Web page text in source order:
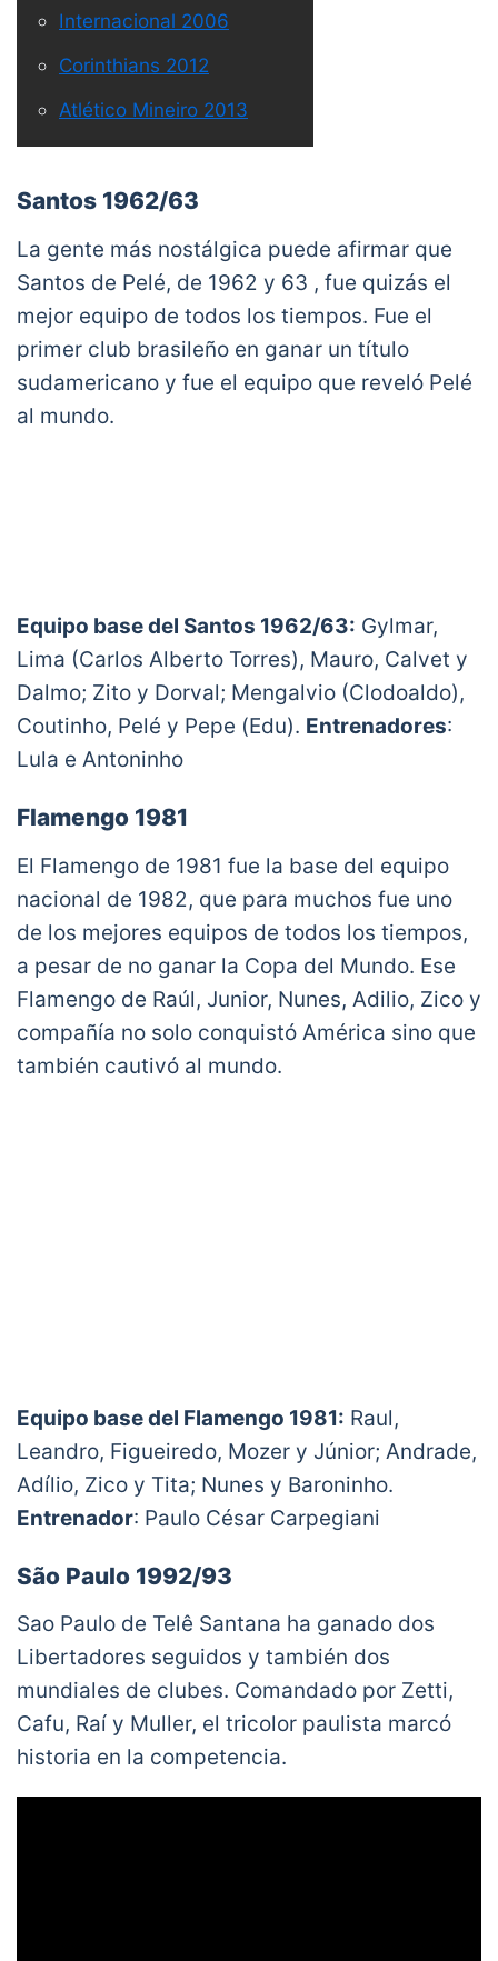
Internacional 2006
Corinthians 2012
Atlético Mineiro 2013
Santos 1962/63
La gente más nostálgica puede afirmar que
Santos de Pelé, de 1962 y 63 , fue quizás el
mejor equipo de todos los tiempos. Fue el
primer club brasileño en ganar un título
sudamericano y fue el equipo que reveló Pelé
al mundo.
Equipo base del Santos 1962/63: Gylmar,
Lima (Carlos Alberto Torres), Mauro, Calvet y
Dalmo; Zito y Dorval; Mengalvio (Clodoaldo),
Coutinho, Pelé y Pepe (Edu). Entrenadores:
Lula e Antoninho
Flamengo 1981
El Flamengo de 1981 fue la base del equipo
nacional de 1982, que para muchos fue uno
de los mejores equipos de todos los tiempos,
a pesar de no ganar la Copa del Mundo. Ese
Flamengo de Raúl, Junior, Nunes, Adilio, Zico y
compañía no solo conquistó América sino que
también cautivó al mundo.
Equipo base del Flamengo 1981: Raul,
Leandro, Figueiredo, Mozer y Júnior; Andrade,
Adílio, Zico y Tita; Nunes y Baroninho.
Entrenador: Paulo César Carpegiani
São Paulo 1992/93
Sao Paulo de Telê Santana ha ganado dos
Libertadores seguidos y también dos
mundiales de clubes. Comandado por Zetti,
Cafu, Raí y Muller, el tricolor paulista marcó
historia en la competencia.